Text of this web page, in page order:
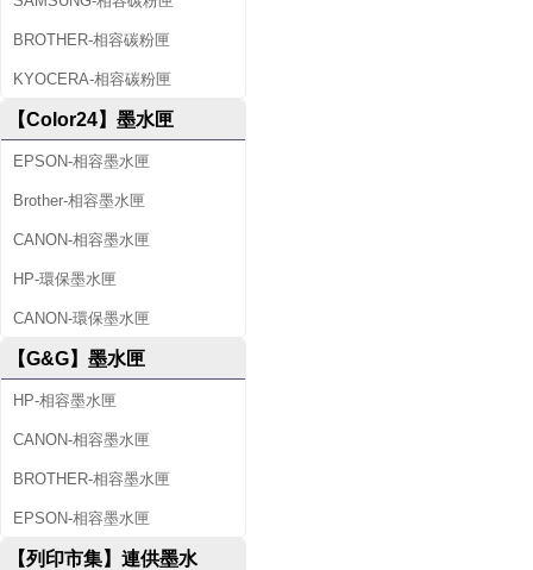
BROTHER-相容碳粉匣
KYOCERA-相容碳粉匣
【Color24】墨水匣
EPSON-相容墨水匣
Brother-相容墨水匣
CANON-相容墨水匣
HP-環保墨水匣
CANON-環保墨水匣
【G&G】墨水匣
HP-相容墨水匣
CANON-相容墨水匣
BROTHER-相容墨水匣
EPSON-相容墨水匣
【列印市集】連供墨水